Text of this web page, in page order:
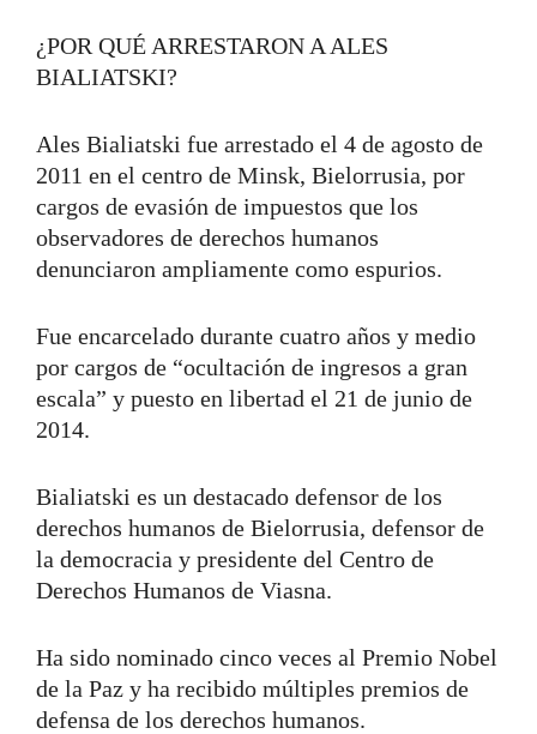
¿POR QUÉ ARRESTARON A ALES
BIALIATSKI?
Ales Bialiatski fue arrestado el 4 de agosto de
2011 en el centro de Minsk, Bielorrusia, por
cargos de evasión de impuestos que los
observadores de derechos humanos
denunciaron ampliamente como espurios.
Fue encarcelado durante cuatro años y medio
por cargos de “ocultación de ingresos a gran
escala” y puesto en libertad el 21 de junio de
2014.
Bialiatski es un destacado defensor de los
derechos humanos de Bielorrusia, defensor de
la democracia y presidente del Centro de
Derechos Humanos de Viasna.
Ha sido nominado cinco veces al Premio Nobel
de la Paz y ha recibido múltiples premios de
defensa de los derechos humanos.